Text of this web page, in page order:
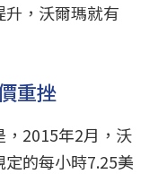
，沃爾瑪就有
重挫
2015年2月，沃
的每小時7.25美